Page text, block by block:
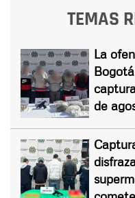
TEMAS
La
de